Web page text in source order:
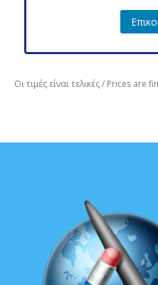
Οι τιμές είναι τελικές / Prices are